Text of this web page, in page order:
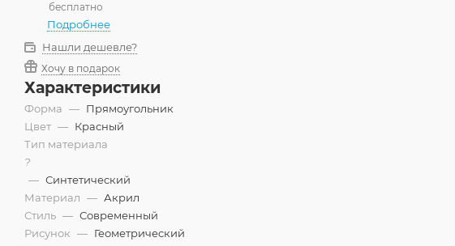
бесплатно
Подробнее
Нашли дешевле?
Хочу в подарок
Характеристики
Форма — Прямоугольник
Цвет — Красный
Тип материала
?
— Синтетический
Материал — Акрил
Стиль — Современный
Рисунок — Геометрический